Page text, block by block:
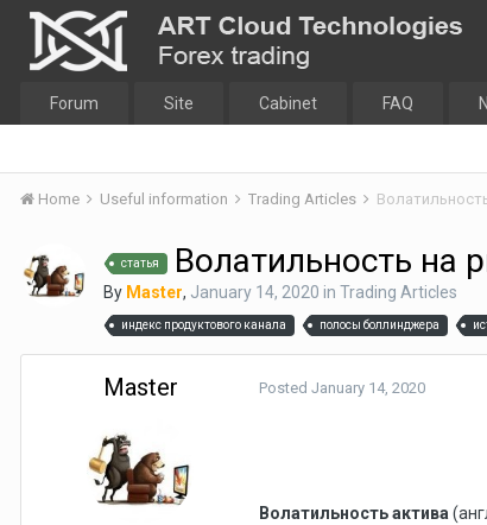
Forum Site Cabinet FAQ
Home Useful information Trading Articles
статья Волатильность на
By Master, January 14, 2020 in Trading Articles
индекс продуктового канала полосы боллинджера
Master Posted January 14, 2020
Волатильность актива